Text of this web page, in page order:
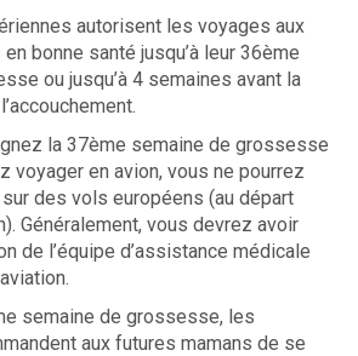
autorisent les voyages aux
bonne santé jusqu’à leur 36ème
ou jusqu’à 4 semaines avant la
la 37ème semaine de grossesse
voyager en avion, vous ne pourrez
des vols européens (au départ
Généralement, vous devrez avoir
de l’équipe d’assistance médicale
semaine de grossesse, les
aux futures mamans de se